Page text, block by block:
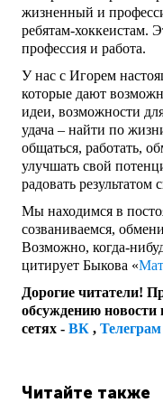
жизненный и
ребятам‑хоккеистам.
профессия и работа.
У нас с Игорем
которые дают
идеи, возможности
удача – найти по
общаться, работать,
улучшать свой
радовать
Мы находимся в
созваниваемся,
Возможно,
цитирует Быкова «
Дорогие читатели!
обсуждению
сетях - ВК , Телеграм
Читайте также